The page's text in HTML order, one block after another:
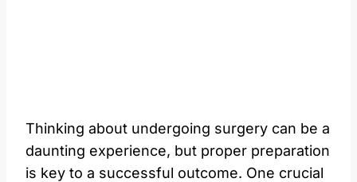
Thinking about undergoing surgery can ⁤be a
daunting experience, but proper preparation
is key to a successful outcome. One crucial